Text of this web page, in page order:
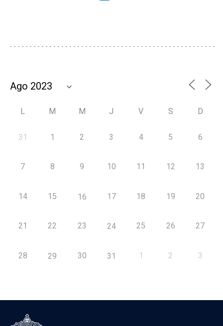
L M M J V S D
31 1 2 3 4 5 6
7 8 9 10 11 12 13
14 15 16 17 18 19 20
21 22 23 24 25 26 27
28 29 30 31 1 2 3